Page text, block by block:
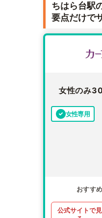
ちはら台駅
要点だけで
女性のみ
女性専用
おすす
公式サイトで見